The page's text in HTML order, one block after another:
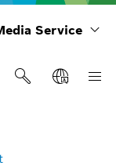
Service